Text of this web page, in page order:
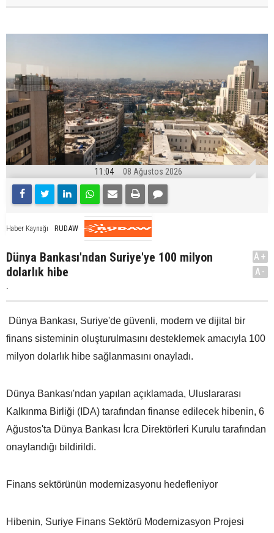
11:04 08 Ağustos 2026
Haber Kaynağı RUDAW
Dünya Bankası'ndan Suriye'ye 100 milyon
dolarlık hibe
.
A+
A-
Dünya Bankası, Suriye'de güvenli, modern ve dijital bir
finans sisteminin oluşturulmasını desteklemek amacıyla 100
milyon dolarlık hibe sağlanmasını onayladı.
Dünya Bankası'ndan yapılan açıklamada, Uluslararası
Kalkınma Birliği (IDA) tarafından finanse edilecek hibenin, 6
Ağustos'ta Dünya Bankası İcra Direktörleri Kurulu tarafından
onaylandığı bildirildi.
Finans sektörünün modernizasyonu hedefleniyor
Hibenin, Suriye Finans Sektörü Modernizasyon Projesi